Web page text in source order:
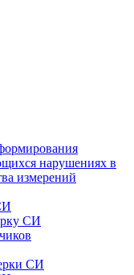
нарушениях в
измерений
СИ
СИ